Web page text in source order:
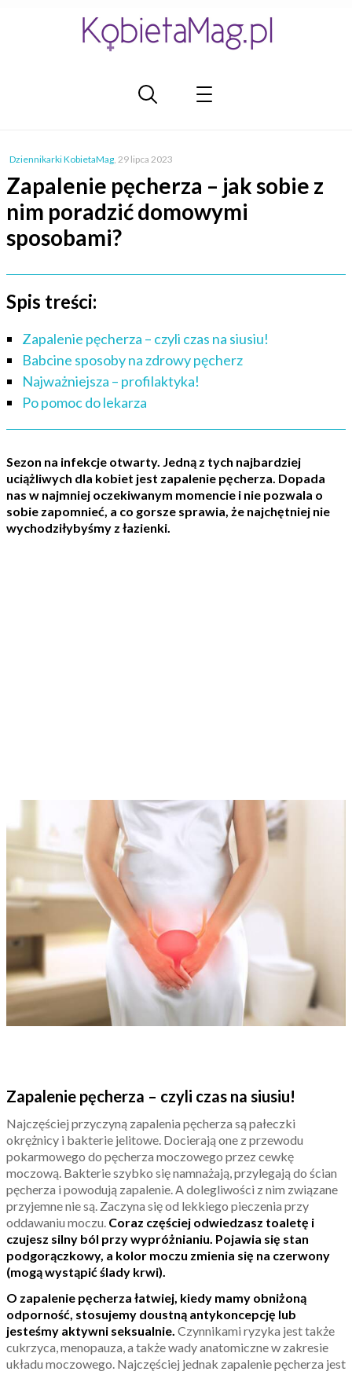
Dziennikarki KobietaMag, 29 lipca 2023
Zapalenie pęcherza – jak sobie z
nim poradzić domowymi
sposobami?
Spis treści:
Zapalenie pęcherza – czyli czas na siusiu!
Babcine sposoby na zdrowy pęcherz
Najważniejsza – profilaktyka!
Po pomoc do lekarza
Sezon na infekcje otwarty. Jedną z tych najbardziej
uciążliwych dla kobiet jest zapalenie pęcherza. Dopada
nas w najmniej oczekiwanym momencie i nie pozwala o
sobie zapomnieć, a co gorsze sprawia, że najchętniej nie
wychodziłybyśmy z łazienki.
Zapalenie pęcherza – czyli czas na siusiu!
Najczęściej przyczyną zapalenia pęcherza są pałeczki
okrężnicy i bakterie jelitowe. Docierają one z przewodu
pokarmowego do pęcherza moczowego przez cewkę
moczową. Bakterie szybko się namnażają, przylegają do ścian
pęcherza i powodują zapalenie. A dolegliwości z nim związane
przyjemne nie są. Zaczyna się od lekkiego pieczenia przy
oddawaniu moczu. Coraz częściej odwiedzasz toaletę i
czujesz silny ból przy wypróżnianiu. Pojawia się stan
podgorączkowy, a kolor moczu zmienia się na czerwony
(mogą wystąpić ślady krwi).
O zapalenie pęcherza łatwiej, kiedy mamy obniżoną
odporność, stosujemy doustną antykoncepcję lub
jesteśmy aktywni seksualnie. Czynnikami ryzyka jest także
cukrzyca, menopauza, a także wady anatomiczne w zakresie
układu moczowego. Najczęściej jednak zapalenie pęcherza jest